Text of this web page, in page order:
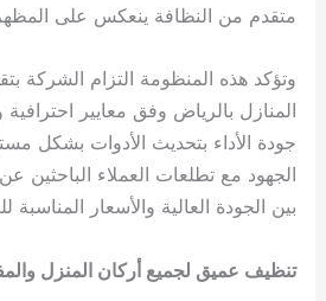
متقدم من النظافة ينعكس على
وتؤكد هذه المنظومة التزام الشركة
المنازل بالرياض وفق معايير
جودة الأداء بتحديث الأدوات بشكل
الجهود مع تطلعات العملاء الباحثين
بين الجودة العالية والأسعار المناسبة
تنظيف عميق لجميع أركان المنزل